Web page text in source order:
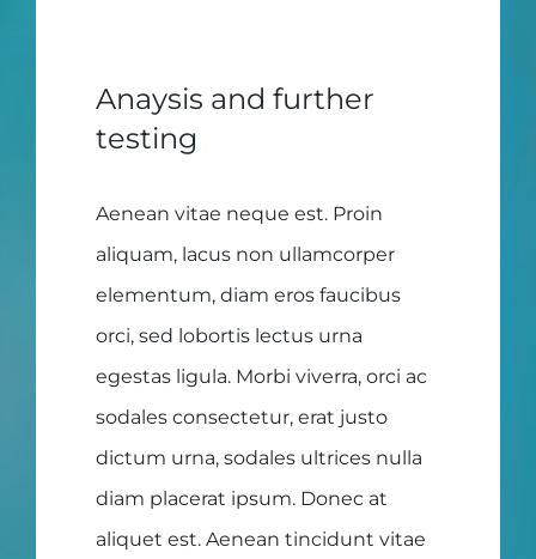
Anaysis and further
testing
Aenean vitae neque est. Proin
aliquam, lacus non ullamcorper
elementum, diam eros faucibus
orci, sed lobortis lectus urna
egestas ligula. Morbi viverra, orci ac
sodales consectetur, erat justo
dictum urna, sodales ultrices nulla
diam placerat ipsum. Donec at
aliquet est. Aenean tincidunt vitae